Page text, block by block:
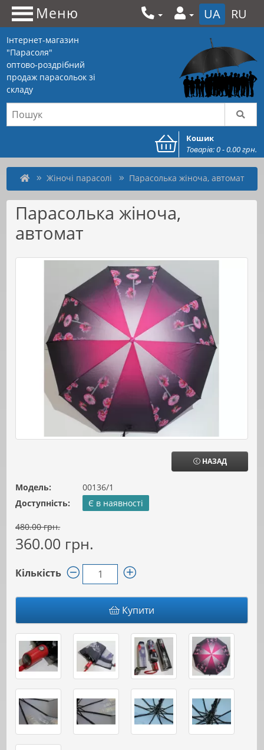
Меню UA RU
Інтернет-магазин
"Парасоля"
оптово-роздрібний
продаж парасольок зі
складу
Кошик
Товарів: 0 - 0.00 грн.
Жіночі парасолі Парасолька жіноча, автомат
Парасолька жіноча,
автомат
НАЗАД
Модель:
00136/1
Доступність:
Є в наявності
480.00 грн.
360.00 грн.
Кількість
Купити